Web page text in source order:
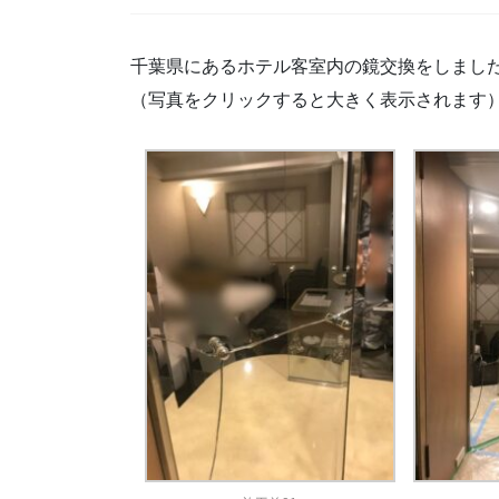
千葉県にあるホテル客室内の鏡交換をしまし
（写真をクリックすると大きく表示されます